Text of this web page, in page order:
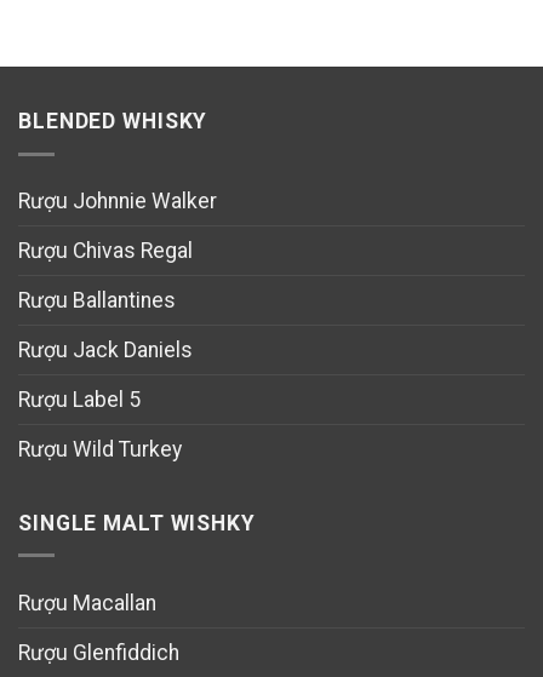
BLENDED WHISKY
Rượu Johnnie Walker
Rượu Chivas Regal
Rượu Ballantines
Rượu Jack Daniels
Rượu Label 5
Rượu Wild Turkey
SINGLE MALT WISHKY
Rượu Macallan
Rượu Glenfiddich